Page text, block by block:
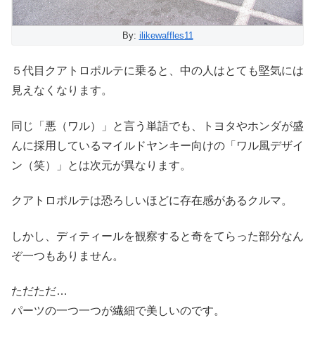
By: ilikewaffles11
５代目クアトロポルテに乗ると、中の人はとても堅気には
見えなくなります。
同じ「悪（ワル）」と言う単語でも、トヨタやホンダが盛
んに採用しているマイルドヤンキー向けの「ワル風デザイ
ン（笑）」とは次元が異なります。
クアトロポルテは恐ろしいほどに存在感があるクルマ。
しかし、ディティールを観察すると奇をてらった部分なん
ぞ一つもありません。
ただただ…
パーツの一つ一つが繊細で美しいのです。